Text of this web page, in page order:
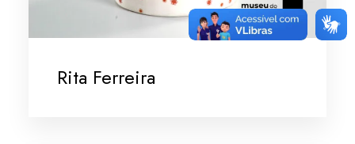
Rita Ferreira